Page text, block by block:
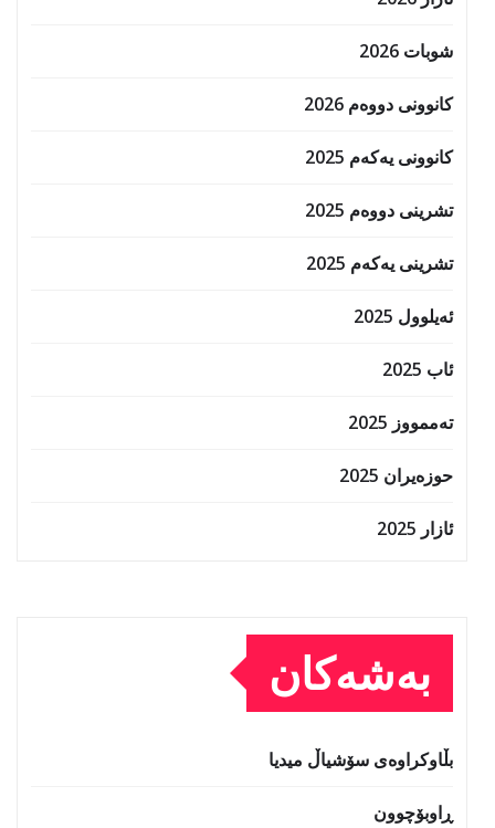
شوبات 2026
کانوونی دووەم 2026
کانوونی یەکەم 2025
تشرینی دووەم 2025
تشرینی یەکەم 2025
ئەیلوول 2025
ئاب 2025
تەممووز 2025
حوزه‌یران 2025
ئازار 2025
بەشەکان
بڵاوکراوەی سۆشیاڵ میدیا
ڕاوبۆچوون